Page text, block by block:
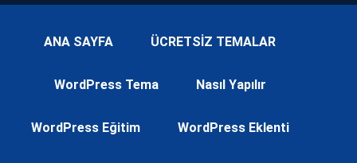
ANA SAYFA ÜCRETSİZ TEMALAR
WordPress Tema Nasıl Yapılır
WordPress Eğitim WordPress Eklenti